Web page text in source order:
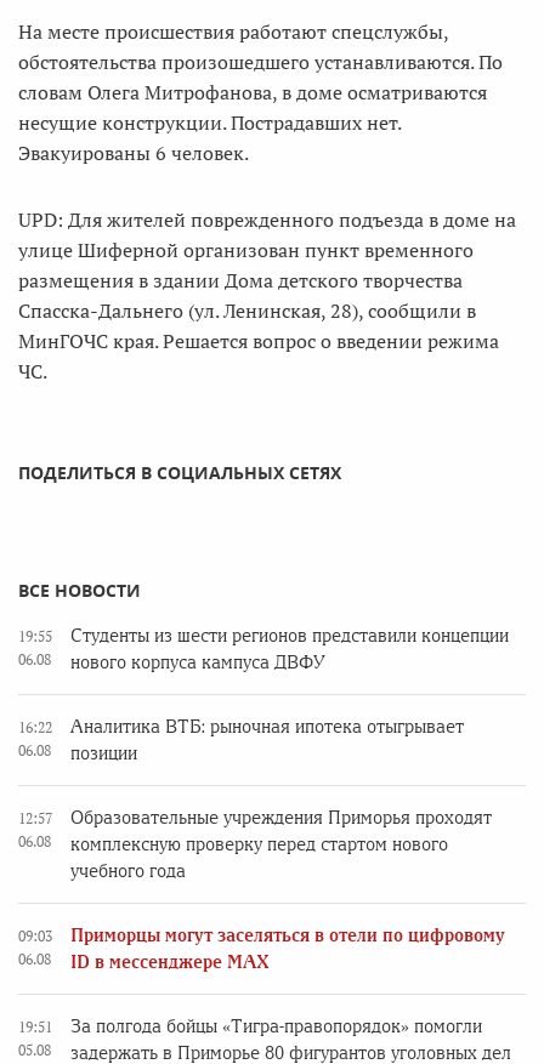
На месте происшествия работают спецслужбы,
обстоятельства произошедшего устанавливаются. По
словам Олега Митрофанова, в доме осматриваются
несущие конструкции. Пострадавших нет.
Эвакуированы 6 человек.
UPD: Для жителей поврежденного подъезда в доме на
улице Шиферной организован пункт временного
размещения в здании Дома детского творчества
Спасска-Дальнего (ул. Ленинская, 28), сообщили в
МинГОЧС края. Решается вопрос о введении режима
ЧС.
ПОДЕЛИТЬСЯ В СОЦИАЛЬНЫХ СЕТЯХ
ВСЕ НОВОСТИ
19:55
06.08
Студенты из шести регионов представили концепции
нового корпуса кампуса ДВФУ
16:22
06.08
Аналитика ВТБ: рыночная ипотека отыгрывает
позиции
12:57
06.08
Образовательные учреждения Приморья проходят
комплексную проверку перед стартом нового
учебного года
09:03
06.08
Приморцы могут заселяться в отели по цифровому
ID в мессенджере MAX
19:51
05.08
За полгода бойцы «Тигра-правопорядок» помогли
задержать в Приморье 80 фигурантов уголовных дел